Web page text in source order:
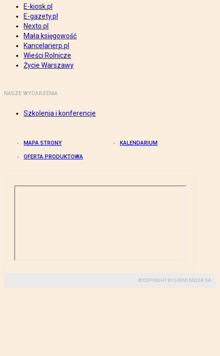
E-kiosk.pl
E-gazety.pl
Nexto.pl
Mała księgowość
Kancelarierp.pl
Wieści Rolnicze
Życie Warszawy
NASZE WYDARZENIA
Szkolenia i konferencje
MAPA STRONY KALENDARIUM
OFERTA PRODUKTOWA
© COPYRIGHT BY GREMI MEDIA SA